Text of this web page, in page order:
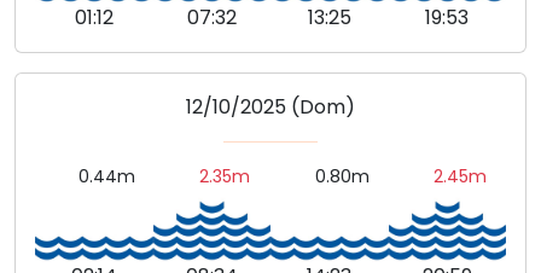
01:12 07:32 13:25 19:53
12/10/2025 (Dom)
0.44m 2.35m 0.80m 2.45m